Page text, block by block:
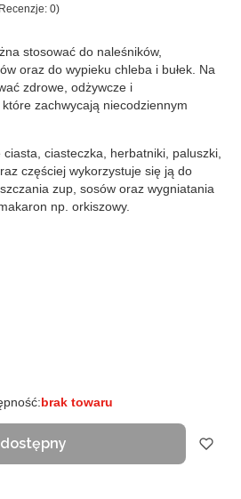
0)
stosować do naleśników,
oraz do wypieku chleba i bułek. Na
zdrowe, odżywcze i
które zachwycają niecodziennym
ciasteczka, herbatniki, paluszki,
częściej wykorzystuje się ją do
zup, sosów oraz wygniatania
np. orkiszowy.
brak towaru